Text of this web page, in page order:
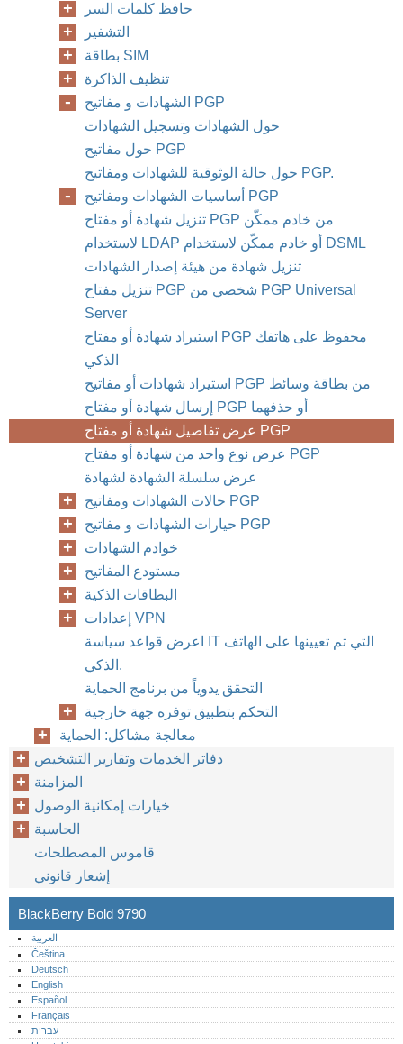
حافظ كلمات السر
التشفير
بطاقة SIM
تنظيف الذاكرة
الشهادات و مفاتيح PGP
حول الشهادات وتسجيل الشهادات
حول مفاتيح PGP
حول حالة الوثوقية للشهادات ومفاتيح PGP.
أساسيات الشهادات ومفاتيح PGP
تنزيل شهادة أو مفتاح PGP من خادم ممكّن
لاستخدام LDAP أو خادم ممكّن لاستخدام DSML
تنزيل شهادة من هيئة إصدار الشهادات
تنزيل مفتاح PGP شخصي من PGP Universal
Server
استيراد شهادة أو مفتاح PGP محفوظ على هاتفك
الذكي
استيراد شهادات أو مفاتيح PGP من بطاقة وسائط
إرسال شهادة أو مفتاح PGP أو حذفهما
عرض تفاصيل شهادة أو مفتاح PGP
عرض نوع واحد من شهادة أو مفتاح PGP
عرض سلسلة الشهادة لشهادة
حالات الشهادات ومفاتيح PGP
حيارات الشهادات و مفاتيح PGP
خوادم الشهادات
مستودع المفاتيح
البطاقات الذكية
إعدادات VPN
اعرض قواعد سياسة IT التي تم تعيينها على الهاتف
الذكي.
التحقق يدوياً من برنامج الحماية
التحكم بتطبيق توفره جهة خارجية
معالجة مشاكل: الحماية
دفاتر الخدمات وتقارير التشخيص
المزامنة
خيارات إمكانية الوصول
الحاسبة
قاموس المصطلحات
إشعار قانوني
BlackBerry Bold 9790
العربية
Čeština
Deutsch
English
Español
Français
עברית